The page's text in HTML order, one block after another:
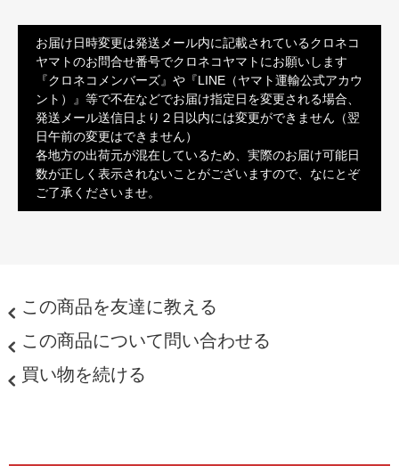
お届け日時変更は発送メール内に記載されているクロネコ
ヤマトのお問合せ番号でクロネコヤマトにお願いします
『クロネコメンバーズ』や『LINE（ヤマト運輸公式アカウ
ント）』等で不在などでお届け指定日を変更される場合、
発送メール送信日より２日以内には変更ができません（翌
日午前の変更はできません）
各地方の出荷元が混在しているため、実際のお届け可能日
数が正しく表示されないことがございますので、なにとぞ
ご了承くださいませ。
この商品を友達に教える
この商品について問い合わせる
買い物を続ける